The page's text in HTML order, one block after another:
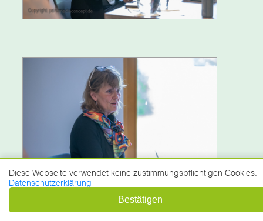
Diese Webseite verwendet keine zustimmungspflichtigen Cookies.
Datenschutzerklärung
Bestätigen